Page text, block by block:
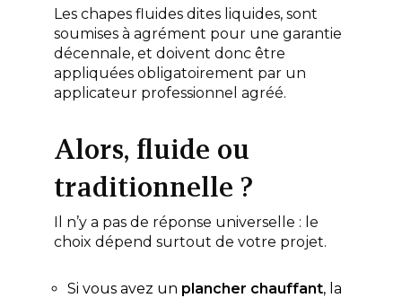
Les chapes fluides dites liquides, sont
soumises à agrément pour une garantie
décennale, et doivent donc être
appliquées obligatoirement par un
applicateur professionnel agréé.
Alors, fluide ou
traditionnelle ?
Il n’y a pas de réponse universelle : le
choix dépend surtout de votre projet.
Si vous avez un plancher chauffant, la